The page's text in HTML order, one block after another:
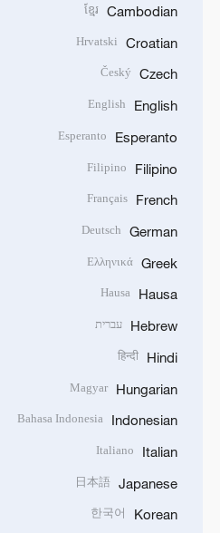
Cambodian
ខ្មែរ
Croatian
Hrvatski
Czech
Český
English
English
Esperanto
Esperanto
Filipino
Filipino
French
Français
German
Deutsch
Greek
Ελληνικά
Hausa
Hausa
Hebrew עברית
Hindi
हिन्दी
Hungarian
Magyar
Indonesian
Bahasa Indonesia
Italian
Italiano
Japanese
日本語
Korean
한국어